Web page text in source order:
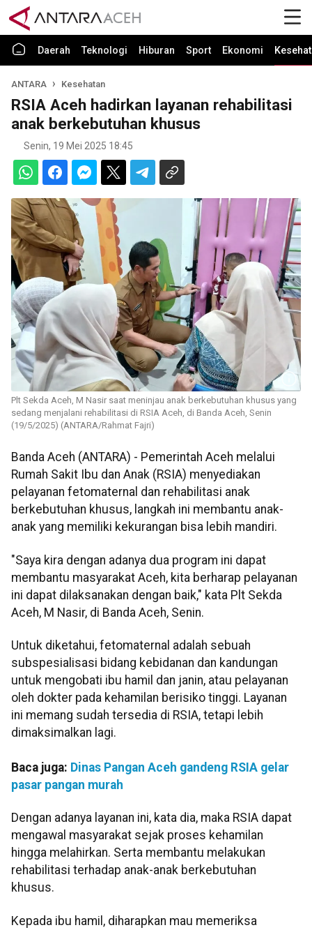
Daerah Teknologi Hiburan Sport Ekonomi
ANTARA Kesehatan
RSIA Aceh hadirkan layanan rehabilitasi
anak berkebutuhan khusus
Senin, 19 Mei 2025 18:45
Plt Sekda Aceh, M Nasir saat meninjau anak berkebutuhan khusus yang
sedang menjalani rehabilitasi di RSIA Aceh, di Banda Aceh, Senin
(19/5/2025) (ANTARA/Rahmat Fajri)
Banda Aceh (ANTARA) - Pemerintah Aceh melalui
Rumah Sakit Ibu dan Anak (RSIA) menyediakan
pelayanan fetomaternal dan rehabilitasi anak
berkebutuhan khusus, langkah ini membantu anak-
anak yang memiliki kekurangan bisa lebih mandiri.
"Saya kira dengan adanya dua program ini dapat
membantu masyarakat Aceh, kita berharap pelayanan
ini dapat dilaksanakan dengan baik," kata Plt Sekda
Aceh, M Nasir, di Banda Aceh, Senin.
Untuk diketahui, fetomaternal adalah sebuah
subspesialisasi bidang kebidanan dan kandungan
untuk mengobati ibu hamil dan janin, atau pelayanan
oleh dokter pada kehamilan berisiko tinggi. Layanan
ini memang sudah tersedia di RSIA, tetapi lebih
dimaksimalkan lagi.
Baca juga: Dinas Pangan Aceh gandeng RSIA gelar
pasar pangan murah
Dengan adanya layanan ini, kata dia, maka RSIA dapat
mengawal masyarakat sejak proses kehamilan
hingga melahirkan. Serta membantu melakukan
rehabilitasi terhadap anak-anak berkebutuhan
khusus.
Kepada ibu hamil, diharapkan mau memeriksa